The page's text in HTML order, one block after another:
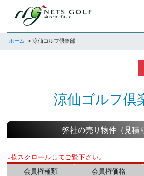
ホーム 涼仙ゴルフ倶楽部
涼仙ゴルフ倶
弊社の売り物件（見積
↓横スクロールしてご覧下さい。
会員権種類
会員権価格